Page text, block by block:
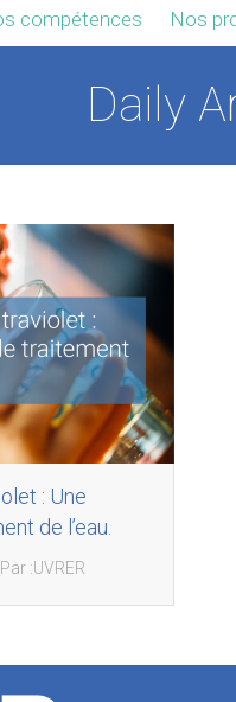
compétences Nos
Daily
: Une
de l’eau.
Par :UVRER